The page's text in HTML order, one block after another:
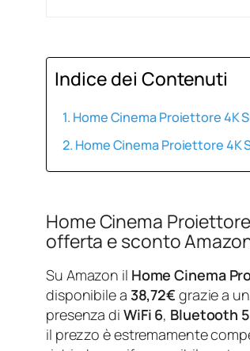
Indice dei Contenuti
Home Cinema Proiettore 4K
Home Cinema Proiettore
Home Cinema
offerta e sconto
Su Amazon il Home Cinema
disponibile a 38,72€grazie a
presenza di WiFi 6, Bluetooth
il prezzo è estremamente